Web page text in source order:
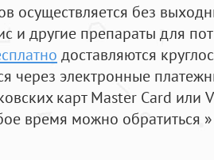
осуществляется без
и другие препараты для
доставляются
через электронные
карт Master Card или
время можно обратиться